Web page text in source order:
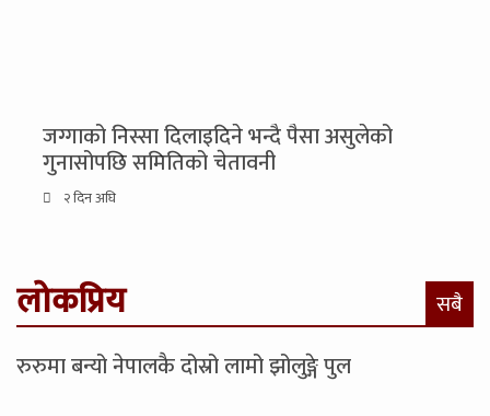
जग्गाको निस्सा दिलाइदिने भन्दै पैसा असुलेको
गुनासोपछि समितिको चेतावनी
२ दिन अघि
लोकप्रिय सबै
रुरुमा बन्यो नेपालकै दोस्रो लामो झोलुङ्गे पुल